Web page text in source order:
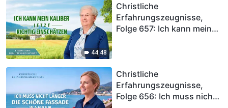
44:48
Christliche
Erfahrungszeugnisse,
Folge 657: Ich kann mein
Christliche
Erfahrungszeugnisse,
Folge 656: Ich muss nicht